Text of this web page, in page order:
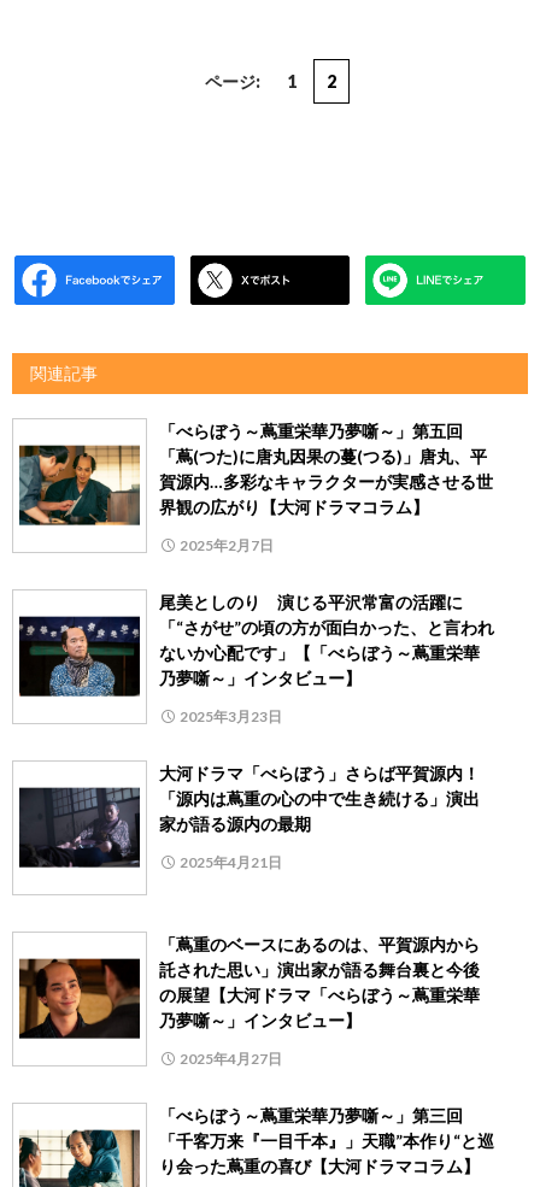
ページ: 1 2
関連記事
「べらぼう～蔦重栄華乃夢噺～」第五回
「蔦(つた)に唐丸因果の蔓(つる)」唐丸、平
賀源内…多彩なキャラクターが実感させる世
界観の広がり【大河ドラマコラム】
2025年2月7日
尾美としのり 演じる平沢常富の活躍に
「“さがせ”の頃の方が面白かった、と言われ
ないか心配です」【「べらぼう～蔦重栄華
乃夢噺～」インタビュー】
2025年3月23日
大河ドラマ「べらぼう」さらば平賀源内！
「源内は蔦重の心の中で生き続ける」演出
家が語る源内の最期
2025年4月21日
「蔦重のベースにあるのは、平賀源内から
託された思い」演出家が語る舞台裏と今後
の展望【大河ドラマ「べらぼう～蔦重栄華
乃夢噺～」インタビュー】
2025年4月27日
「べらぼう～蔦重栄華乃夢噺～」第三回
「千客万来『一目千本』」天職”本作り“と巡
り会った蔦重の喜び【大河ドラマコラム】